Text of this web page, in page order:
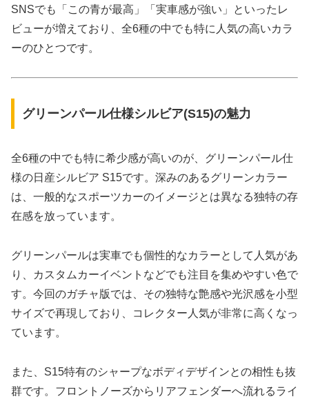
SNSでも「この青が最高」「実車感が強い」といったレ
ビューが増えており、全6種の中でも特に人気の高いカラ
ーのひとつです。
グリーンパール仕様シルビア(S15)の魅力
全6種の中でも特に希少感が高いのが、グリーンパール仕
様の日産シルビア S15です。深みのあるグリーンカラー
は、一般的なスポーツカーのイメージとは異なる独特の存
在感を放っています。
グリーンパールは実車でも個性的なカラーとして人気があ
り、カスタムカーイベントなどでも注目を集めやすい色で
す。今回のガチャ版では、その独特な艶感や光沢感を小型
サイズで再現しており、コレクター人気が非常に高くなっ
ています。
また、S15特有のシャープなボディデザインとの相性も抜
群です。フロントノーズからリアフェンダーへ流れるライ